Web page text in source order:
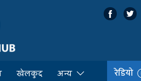
खेलकुद अन्य रेडियो